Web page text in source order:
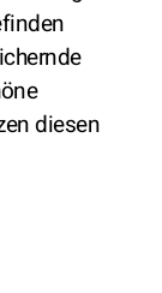
diesen